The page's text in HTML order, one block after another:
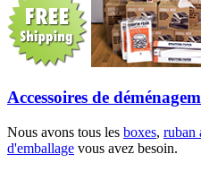
Accessoires de
Nous avons tous les boxes, ruban
d'emballage vous avez besoin.